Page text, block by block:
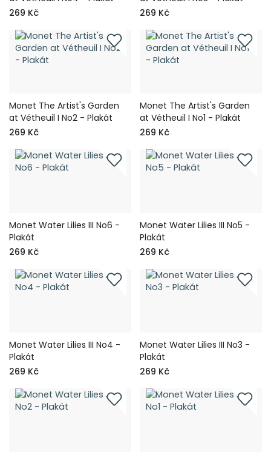
269 Kč
269 Kč
Monet The Artist's Garden
at Vétheuil I No2 - Plakát
269 Kč
Monet The Artist's Garden
at Vétheuil I No1 - Plakát
269 Kč
Monet Water Lilies III No6 -
Plakát
269 Kč
Monet Water Lilies III No5 -
Plakát
269 Kč
Monet Water Lilies III No4 -
Plakát
269 Kč
Monet Water Lilies III No3 -
Plakát
269 Kč